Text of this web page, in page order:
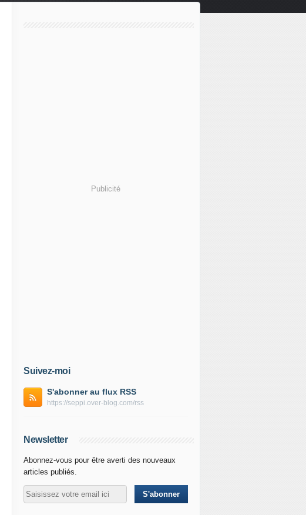
Publicité
Suivez-moi
S'abonner au flux RSS
https://seppi.over-blog.com/rss
Newsletter
Abonnez-vous pour être averti des nouveaux
articles publiés.